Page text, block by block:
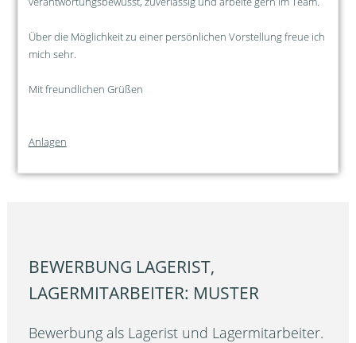
Über die Möglichkeit zu einer persönlichen Vorstellung freue ich
mich sehr.
Mit freundlichen Grüßen
Anlagen
BEWERBUNG LAGERIST,
LAGERMITARBEITER: MUSTER
Bewerbung als Lagerist und Lagermitarbeiter.